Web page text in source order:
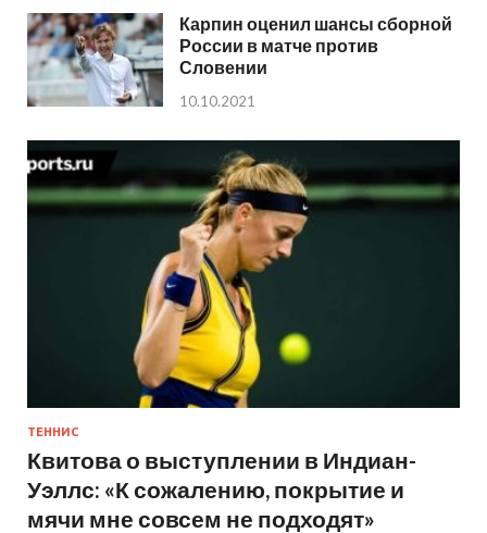
Карпин оценил шансы сборной
России в матче против
Словении
10.10.2021
ТЕННИС
Квитова о выступлении в Индиан-
Уэллс: «К сожалению, покрытие и
мячи мне совсем не подходят»